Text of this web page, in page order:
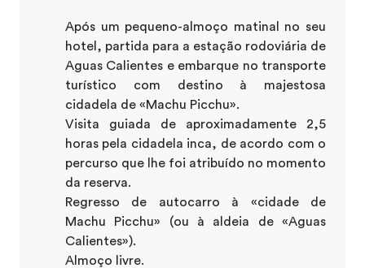
Após um pequeno-almoço matinal no seu
hotel, partida para a estação rodoviária de
Aguas Calientes e embarque no transporte
turístico com destino à majestosa
cidadela de «Machu Picchu».
Visita guiada de aproximadamente 2,5
horas pela cidadela inca, de acordo com o
percurso que lhe foi atribuído no momento
da reserva.
Regresso de autocarro à «cidade de
Machu Picchu» (ou à aldeia de «Aguas
Calientes»).
Almoço livre.